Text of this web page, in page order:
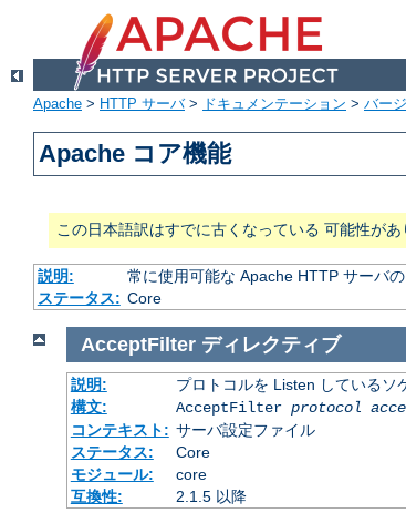
Apache > HTTP サーバ> ドキュメンテーション > バー
Apache コア機能
この日本語訳はすでに古くなっている 可能性が
説明:
常に使用可能な Apache HTTP サーバ
ステータス: Core
AcceptFilter ディレクティブ
説明:
プロトコルを Listen しているソ
構文:
AcceptFilter protocol
コンテキスト: サーバ設定ファイル
ステータス:
Core
モジュール:
core
互換性:
2.1.5 以降